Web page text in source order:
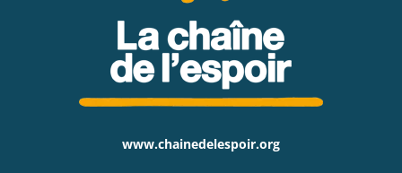
www.chainedelespoir.org